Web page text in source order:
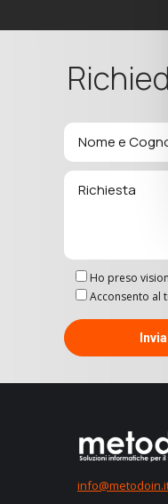
Ho preso
Acconsento al